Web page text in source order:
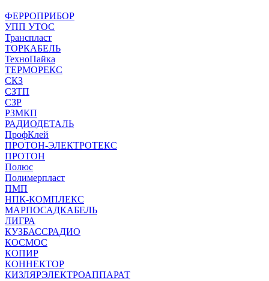
ФЕРРОПРИБОР
УПП УТОС
Транспласт
ТОРКАБЕЛЬ
ТехноПайка
ТЕРМОРЕКС
СКЗ
СЗТП
СЗР
РЗМКП
РАДИОДЕТАЛЬ
ПрофКлей
ПРОТОН-ЭЛЕКТРОТЕКС
ПРОТОН
Полюс
Полимерпласт
ПМП
НПК-КОМПЛЕКС
МАРПОСАДКАБЕЛЬ
ЛИГРА
КУЗБАССРАДИО
КОСМОС
КОПИР
КОННЕКТОР
КИЗЛЯРЭЛЕКТРОАППАРАТ